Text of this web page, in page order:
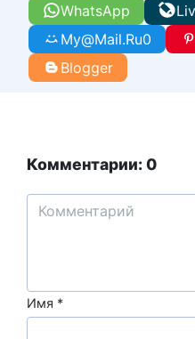
WhatsApp
My@Mail.Ru0
Blogger
Комментарии: 0
Имя *